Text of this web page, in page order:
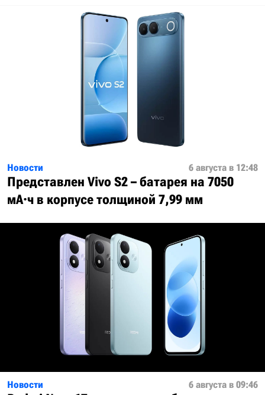
Новости 6 августа в 12:48
Представлен Vivo S2 – батарея на 7050
мА·ч в корпусе толщиной 7,99 мм
Новости 6 августа в 09:46